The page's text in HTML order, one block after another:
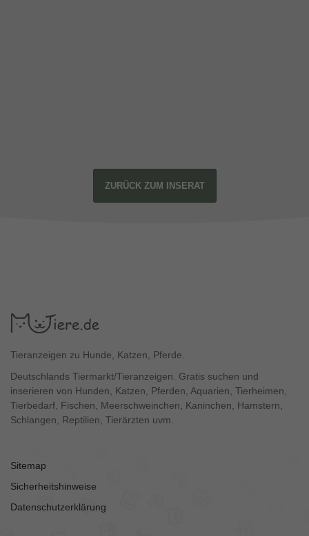
ZURÜCK ZUM INSERAT
Tieranzeigen zu Hunde, Katzen, Pferde.
Deutschlands Tiermarkt/Tieranzeigen. Gratis suchen und
inserieren von Hunden, Katzen, Pferden, Aquarien, Tierheimen,
Tierbedarf, Fischen, Meerschweinchen, Kaninchen, Hamstern,
Schlangen, Reptilien, Tierärzten uvm.
Sitemap
Sicherheitshinweise
Datenschutzerklärung